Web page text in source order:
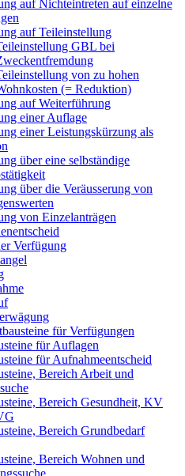
auf Nichteintreten auf einzelne
auf Teileinstellung
GBL bei
von zu hohen
(= Reduktion)
auf Weiterführung
einer Auflage
einer Leistungskürzung als
über eine selbständige
über die Veräusserung von
von Einzelanträgen
Verfügung
für Verfügungen
für Auflagen
für Aufnahmeentscheid
Bereich Arbeit und
Bereich Gesundheit, KV
Bereich Grundbedarf
Bereich Wohnen und